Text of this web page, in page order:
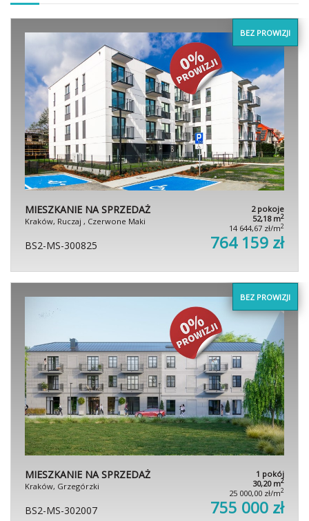
BEZ PROWIZJI
MIESZKANIE NA SPRZEDAŻ
Kraków, Ruczaj , Czerwone Maki
2 pokoje
52,18 m2
14 644,67 zł/m2
BS2-MS-300825 764 159 zł
BEZ PROWIZJI
MIESZKANIE NA SPRZEDAŻ
Kraków, Grzegórzki
1 pokój
30,20 m2
25 000,00 zł/m2
BS2-MS-302007 755 000 zł